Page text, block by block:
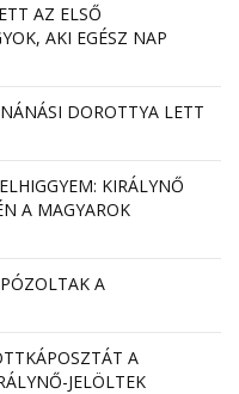
AZ ELSŐ
AKI EGÉSZ NAP
DOROTTYA LETT
KIRÁLYNŐ
A MAGYAROK
A
A
JELÖLTEK